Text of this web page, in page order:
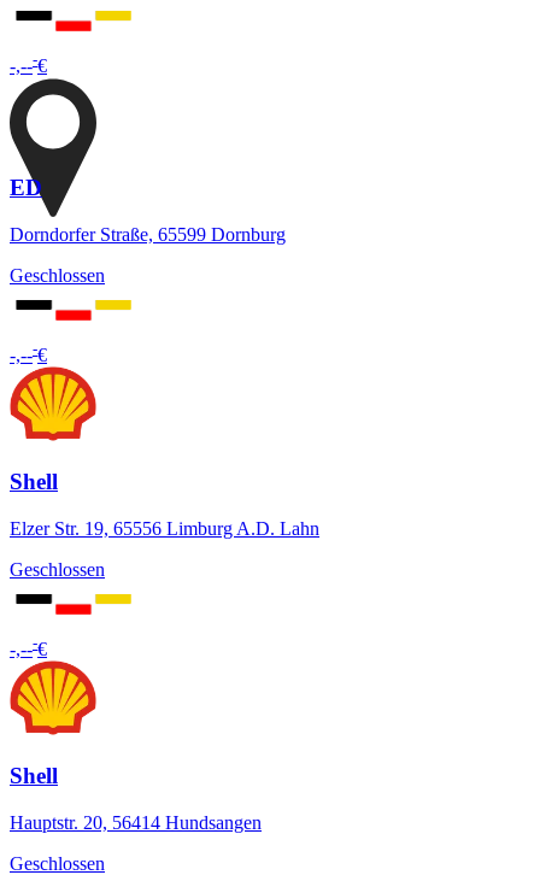
-,---€
ED
Dorndorfer Straße, 65599 Dornburg
Geschlossen
-,---€
Shell
Elzer Str. 19, 65556 Limburg A.D. Lahn
Geschlossen
-,---€
Shell
Hauptstr. 20, 56414 Hundsangen
Geschlossen